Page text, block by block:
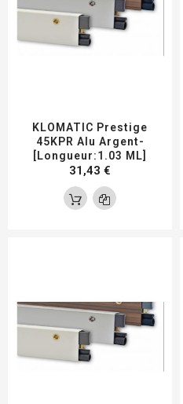
KLOMATIC Prestige
45KPR Alu Argent-
[Longueur:1.03 ML]
31,43 €